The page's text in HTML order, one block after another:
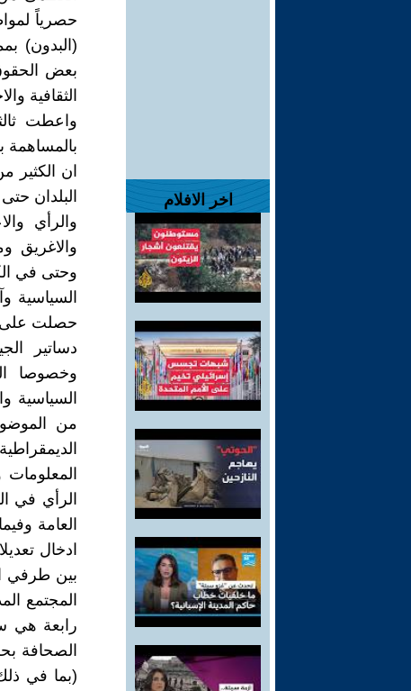
اخر الافلام
حصرياً
(البدون)
بعض
الثقافية
واعطت
بالمساهمة
ان الكثير
البلدان
والرأي
والاغريق
وحتى في
حصلت على
دساتير
وخصوصا
السياسية
من
الرأي في
العامة
ادخال
بين طرفي
المجتمع
رابعة هي
الصحافة
(بما في